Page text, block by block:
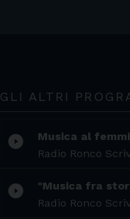
GLI ALTRI
play_circle_filled
Musica al
Radio Ronco
play_circle_filled
"Musica fra
Radio Ronco